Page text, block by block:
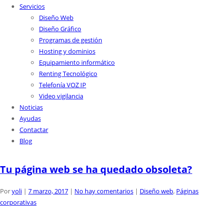
Servicios
Diseño Web
Diseño Gráfico
Programas de gestión
Hosting y dominios
Equipamiento informático
Renting Tecnológico
Telefonía VOZ IP
Video vigilancia
Noticias
Ayudas
Contactar
Blog
Tu página web se ha quedado obsoleta?
Poryoli | 7 marzo, 2017 | No hay comentarios | Diseño web, Páginas
corporativas